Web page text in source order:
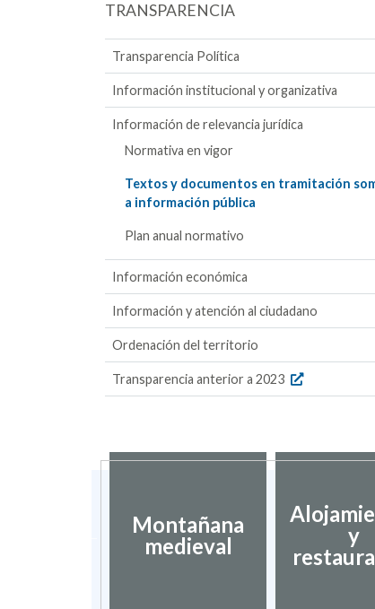
TRANSPARENCIA
Transparencia Política
Información institucional y organizativa
Información de relevancia jurídica
Normativa en vigor
Textos y documentos en tramitación
a información pública
Plan anual normativo
Información económica
Información y atención al ciudadano
Ordenación del territorio
Transparencia anterior a 2023
Montañana
medieval
y